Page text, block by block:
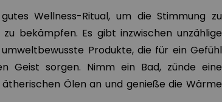
Wellness-Ritual, um die Stimmung zu
bekämpfen. Es gibt inzwischen unzählige
Produkte, die für ein Gefühl
Geist sorgen. Nimm ein Bad, zünde eine
Ölen an und genieße die Wärme